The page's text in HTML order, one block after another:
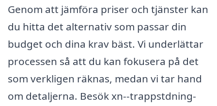
Genom att jämföra priser och tjänster kan
du hitta det alternativ som passar din
budget och dina krav bäst. Vi underlättar
processen så att du kan fokusera på det
som verkligen räknas, medan vi tar hand
om detaljerna. Besök xn--trappstdning-